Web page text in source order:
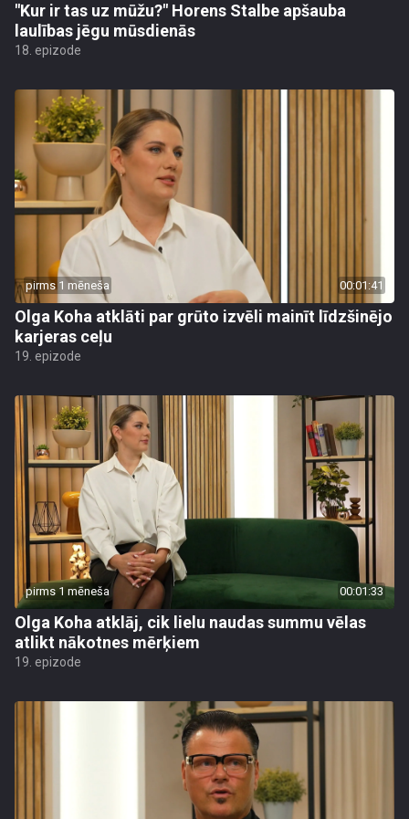
"Kur ir tas uz mūžu?" Horens Stalbe apšauba
laulības jēgu mūsdienās
18. epizode
pirms 1 mēneša 00:01:41
Olga Koha atklāti par grūto izvēli mainīt līdzšinējo
karjeras ceļu
19. epizode
pirms 1 mēneša 00:01:33
Olga Koha atklāj, cik lielu naudas summu vēlas
atlikt nākotnes mērķiem
19. epizode